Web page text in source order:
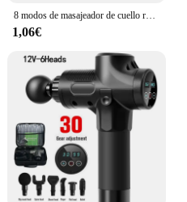
8 modos de masajeador de cuello recargable con control remoto EMS de baja frecuencia para alivio del dolor
1,06€